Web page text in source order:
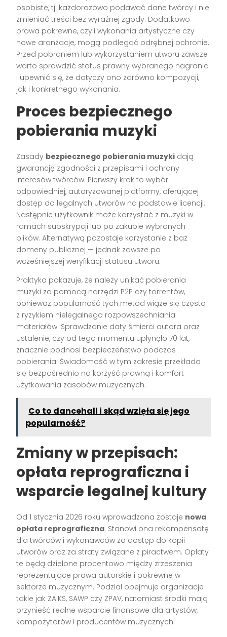
osobiste, tj. każdorazowo podawać dane twórcy i nie
zmieniać treści bez wyraźnej zgody. Dodatkowo
prawa pokrewne, czyli wykonania artystyczne czy
nowe aranżacje, mogą podlegać odrębnej ochronie.
Przed pobraniem lub wykorzystaniem utworu zawsze
warto sprawdzić status prawny wybranego nagrania
i upewnić się, że dotyczy ono zarówno kompozycji,
jak i konkretnego wykonania.
Proces bezpiecznego
pobierania muzyki
Zasady bezpiecznego pobierania muzyki dają
gwarancję zgodności z przepisami i ochrony
interesów twórców. Pierwszy krok to wybór
odpowiedniej, autoryzowanej platformy, oferującej
dostęp do legalnych utworów na podstawie licencji.
Następnie użytkownik może korzystać z muzyki w
ramach subskrypcji lub po zakupie wybranych
plików. Alternatywą pozostaje korzystanie z baz
domeny publicznej — jednak zawsze po
wcześniejszej weryfikacji statusu utworu.
Praktyka pokazuje, że należy unikać pobierania
muzyki za pomocą narzędzi P2P czy torrentów,
ponieważ popularność tych metod wiąże się często
z ryzykiem nielegalnego rozpowszechniania
materiałów. Sprawdzanie daty śmierci autora oraz
ustalenie, czy od tego momentu upłynęło 70 lat,
znacznie podnosi bezpieczeństwo podczas
pobierania. Świadomość w tym zakresie przekłada
się bezpośrednio na korzyść prawną i komfort
użytkowania zasobów muzycznych.
Co to dancehall i skąd wzięła się jego
popularność?
Zmiany w przepisach:
opłata reprograficzna i
wsparcie legalnej kultury
Od 1 stycznia 2026 roku wprowadzona zostaje nowa
opłata reprograficzna. Stanowi ona rekompensatę
dla twórców i wykonawców za dostęp do kopii
utworów oraz za straty związane z piractwem. Opłaty
te będą dzielone procentowo między zrzeszenia
reprezentujące prawa autorskie i pokrewne w
sektorze muzycznym. Podział obejmuje organizacje
takie jak ZAiKS, SAWP czy ZPAV, natomiast środki mają
przynieść realne wsparcie finansowe dla artystów,
kompozytorów i producentów muzycznych.